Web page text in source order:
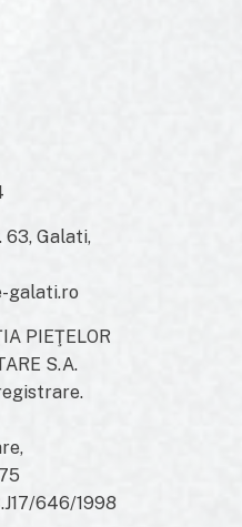
63, Galati,
galati.ro
PIEŢELOR
S.A.
646/1998